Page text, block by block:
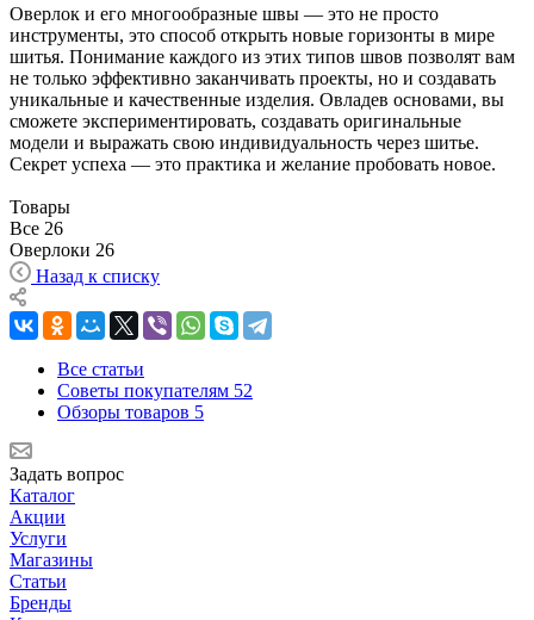
Оверлок и его многообразные швы — это не просто
инструменты, это способ открыть новые горизонты в мире
шитья. Понимание каждого из этих типов швов позволят вам
не только эффективно заканчивать проекты, но и создавать
уникальные и качественные изделия. Овладев основами, вы
сможете экспериментировать, создавать оригинальные
модели и выражать свою индивидуальность через шитье.
Секрет успеха — это практика и желание пробовать новое.
Товары
Все 26
Оверлоки 26
Назад к списку
Все статьи
Советы покупателям 52
Обзоры товаров 5
Задать вопрос
Каталог
Акции
Услуги
Магазины
Статьи
Бренды